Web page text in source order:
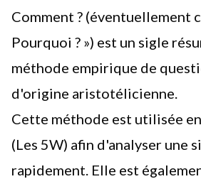
Comment ? (éventuellement
Pourquoi ? ») est un sigle
méthode empirique de
d'origine aristotélicienne.
Cette méthode est utilisée
(Les 5W) afin d'analyser une
rapidement. Elle est